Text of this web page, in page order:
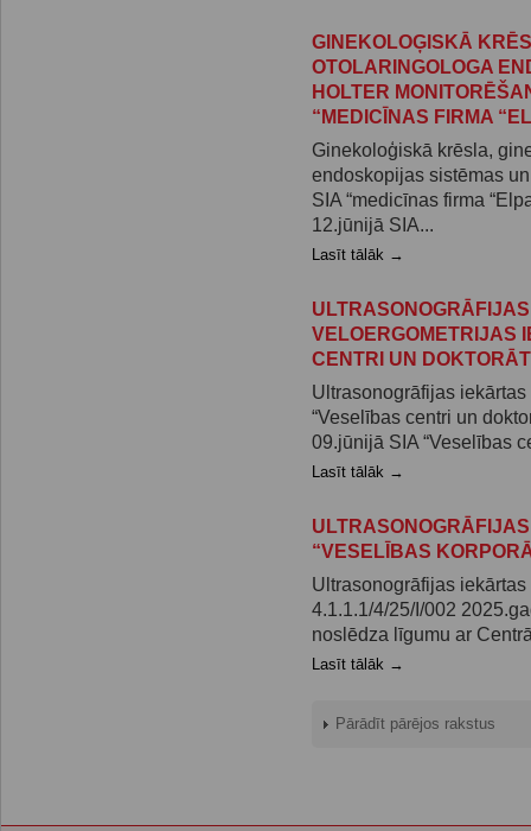
GINEKOLOĢISKĀ
OTOLARINGOLOGA
HOLTER
“MEDICĪNAS FIRMA
Ginekoloģiskā krēsla,
endoskopijas sistēmas
SIA “medicīnas firma
12.jūnijā SIA...
Lasīt tālāk →
VELOERGOMETRIJAS
CENTRI UN
Ultrasonogrāfijas
“Veselības centri un
09.jūnijā SIA “Veselības
Lasīt tālāk →
“VESELĪBAS
Ultrasonogrāfijas iekārtas
4.1.1.1/4/25/I/002
noslēdza līgumu ar
Lasīt tālāk →
Pārādīt pārējos rakstus